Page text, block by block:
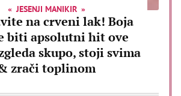
JESENJI MANIKIR
na crveni lak! Boja
biti apsolutni hit ove
skupo, stoji svima
zrači toplinom